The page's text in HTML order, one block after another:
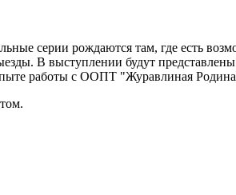
серии рождаются там, где есть
В выступлении будут
работы с ООПТ "Журавлиная